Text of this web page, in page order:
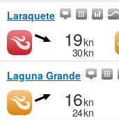
Laraquete
19kn
30kn
Laguna Grande
16kn
24kn